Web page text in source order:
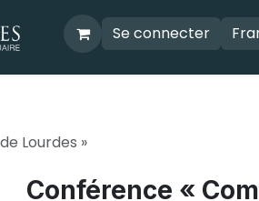
Se connecter
Lourdes »
Conférence «